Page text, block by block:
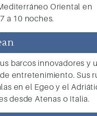
Oriental en
a 10 noches.
barcos innovadores y
entretenimiento. Sus
en el Egeo y el
desde Atenas o Italia.